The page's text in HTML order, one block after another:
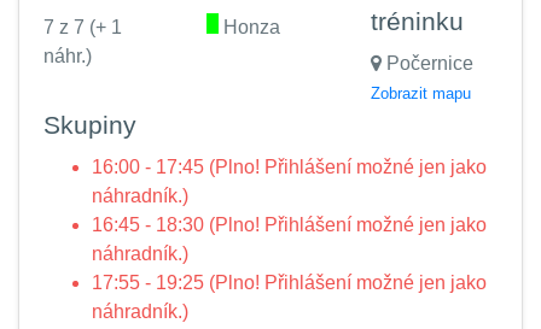
7 z 7 (+ 1
náhr.)
Honza
tréninku
Počernice
Zobrazit mapu
Skupiny
16:00 - 17:45 (Plno! Přihlášení možné jen jako
náhradník.)
16:45 - 18:30 (Plno! Přihlášení možné jen jako
náhradník.)
17:55 - 19:25 (Plno! Přihlášení možné jen jako
náhradník.)